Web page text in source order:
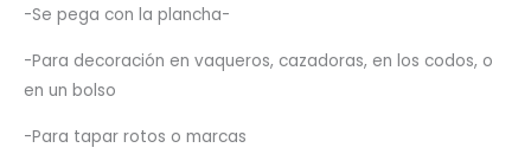
-Se pega con la plancha-
-Para decoración en vaqueros, cazadoras, en los codos, o
en un bolso
-Para tapar rotos o marcas